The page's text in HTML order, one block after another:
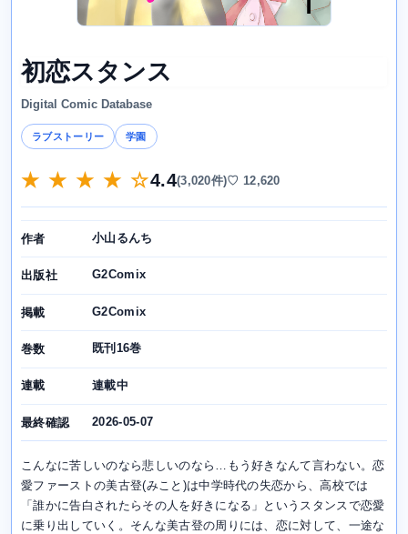
初恋スタンス
Digital Comic Database
ラブストーリー 学園
★ ★ ★ ★ ☆4.4(3,020件)♡ 12,620
作者 小山るんち
出版社 G2Comix
掲載 G2Comix
巻数 既刊16巻
連載 連載中
最終確認 2026-05-07
こんなに苦しいのなら悲しいのなら…もう好きなんて言わない。恋
愛ファーストの美古登(みこと)は中学時代の失恋から、高校では
「誰かに告白されたらその人を好きになる」というスタンスで恋愛
に乗り出していく。そんな美古登の周りには、恋に対して、一途な